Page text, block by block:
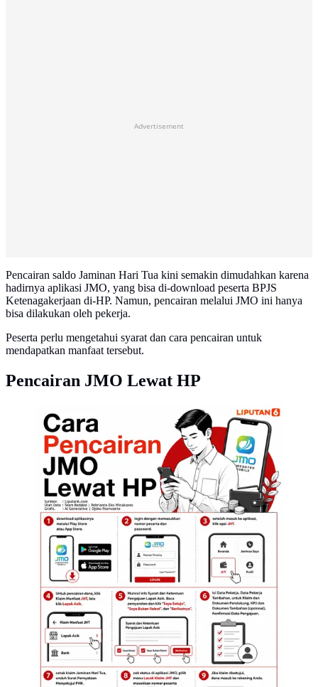
Advertisement
Pencairan saldo Jaminan Hari Tua kini semakin dimudahkan karena
hadirnya aplikasi JMO, yang bisa di-download peserta BPJS
Ketenagakerjaan di-HP. Namun, pencairan melalui JMO ini hanya
bisa dilakukan oleh pekerja.
Peserta perlu mengetahui syarat dan cara pencairan untuk
mendapatkan manfaat tersebut.
Pencairan JMO Lewat HP
ilustrasi pencairan JMP lewat HP. (istimewa)